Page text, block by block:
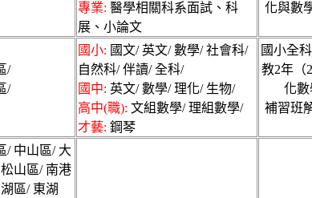
專業: 醫學相關科系面試、科
展、小論文
化與數
/
/
國小: 國文/ 英文/ 數學/ 社會科/
自然科/ 伴讀/ 全科/
國中: 英文/ 數學/ 理化/ 生物/
高中(職): 文組數學/ 理組數學/
才藝: 鋼琴
國小全
教2年（
化
補習班
/ 中山區/ 大
山區/ 南港
區/ 東湖